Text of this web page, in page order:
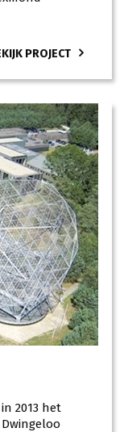
PROJECT
2013 het